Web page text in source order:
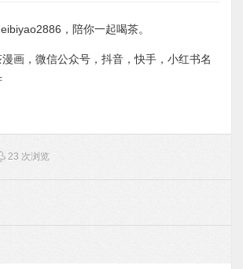
，陪你一起喝茶。
画，微信公众号，抖音，快手，小红书名
23 次浏览